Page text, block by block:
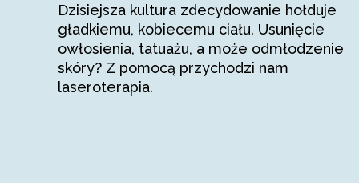
Dzisiejsza kultura zdecydowanie hołduje
gładkiemu, kobiecemu ciału. Usunięcie
owłosienia, tatuażu, a może odmłodzenie
skóry? Z pomocą przychodzi nam
laseroterapia.